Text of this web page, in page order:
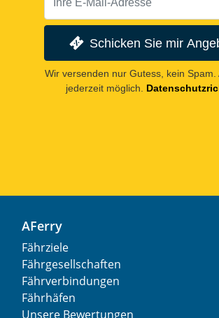
Schicken Sie mir
Wir versenden nur Gutess, kein Spam.
jederzeit möglich.
AFerry
Fährziele
Fährgesellschaften
Fährverbindungen
Fährhäfen
Unsere Bewertungen